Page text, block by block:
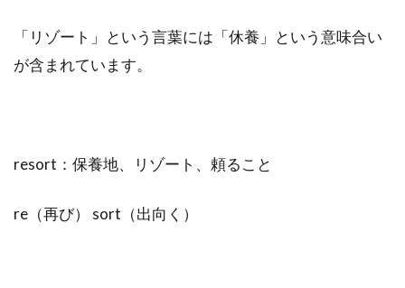
「リゾート」という言葉には「休養」という意味合い
が含まれています。
resort：保養地、リゾート、頼ること
re（再び） sort（出向く）